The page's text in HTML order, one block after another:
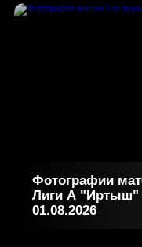
Фотографии
Лиги А "Иртыш"
01.08.2026